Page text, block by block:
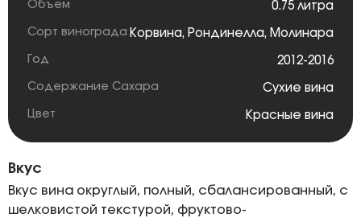
Объем 0.75 литра
Сорт винограда Корвина, Рондинелла, Молинара
Год 2012-2016
Содержание Сахара Сухие вина
Цвет Красные вина
Вкус
Вкус вина округлый, полный, сбалансированный, с
шелковистой текстурой, фруктово-